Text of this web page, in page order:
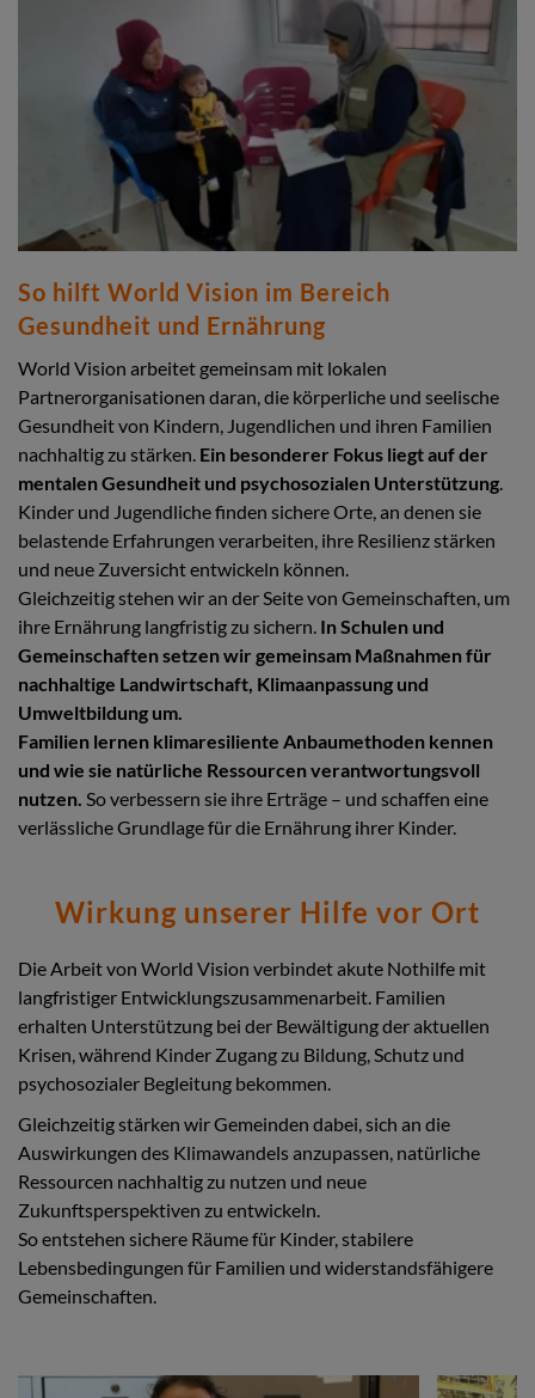
So hilft World Vision im Bereich
Gesundheit und Ernährung
World Vision arbeitet gemeinsam mit lokalen
Partnerorganisationen daran, die körperliche und seelische
Gesundheit von Kindern, Jugendlichen und ihren Familien
nachhaltig zu stärken. Ein besonderer Fokus liegt auf der
mentalen Gesundheit und psychosozialen Unterstützung.
Kinder und Jugendliche finden sichere Orte, an denen sie
belastende Erfahrungen verarbeiten, ihre Resilienz stärken
und neue Zuversicht entwickeln können.
Gleichzeitig stehen wir an der Seite von Gemeinschaften, um
ihre Ernährung langfristig zu sichern. In Schulen und
Gemeinschaften setzen wir gemeinsam Maßnahmen für
nachhaltige Landwirtschaft, Klimaanpassung und
Umweltbildung um.
Familien lernen klimaresiliente Anbaumethoden kennen
und wie sie natürliche Ressourcen verantwortungsvoll
nutzen. So verbessern sie ihre Erträge – und schaffen eine
verlässliche Grundlage für die Ernährung ihrer Kinder.
Wirkung unserer Hilfe vor Ort
Die Arbeit von World Vision verbindet akute Nothilfe mit
langfristiger Entwicklungszusammenarbeit. Familien
erhalten Unterstützung bei der Bewältigung der aktuellen
Krisen, während Kinder Zugang zu Bildung, Schutz und
psychosozialer Begleitung bekommen.
Gleichzeitig stärken wir Gemeinden dabei, sich an die
Auswirkungen des Klimawandels anzupassen, natürliche
Ressourcen nachhaltig zu nutzen und neue
Zukunftsperspektiven zu entwickeln.
So entstehen sichere Räume für Kinder, stabilere
Lebensbedingungen für Familien und widerstandsfähigere
Gemeinschaften.
Stories
Add
Add